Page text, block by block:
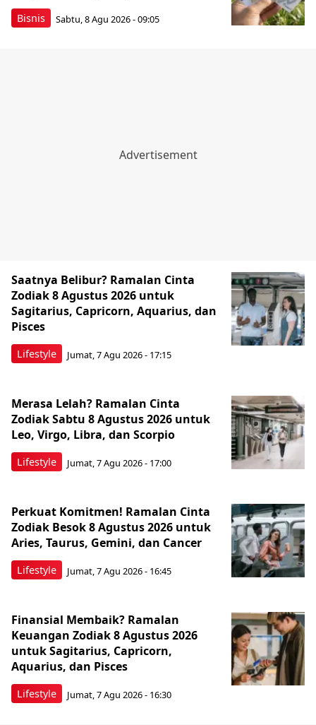
Bisnis Sabtu, 8 Agu 2026 - 09:05
Lifestyle
Saatnya Belibur? Ramalan Cinta
Zodiak 8 Agustus 2026 untuk
Sagitarius, Capricorn, Aquarius, dan
Pisces
Jumat, 7 Agu 2026 - 17:15
Lifestyle
Merasa Lelah? Ramalan Cinta
Zodiak Sabtu 8 Agustus 2026 untuk
Leo, Virgo, Libra, dan Scorpio
Jumat, 7 Agu 2026 - 17:00
Lifestyle
Perkuat Komitmen! Ramalan Cinta
Zodiak Besok 8 Agustus 2026 untuk
Aries, Taurus, Gemini, dan Cancer
Jumat, 7 Agu 2026 - 16:45
Lifestyle
Finansial Membaik? Ramalan
Keuangan Zodiak 8 Agustus 2026
untuk Sagitarius, Capricorn,
Aquarius, dan Pisces
Jumat, 7 Agu 2026 - 16:30